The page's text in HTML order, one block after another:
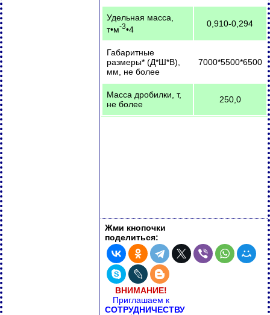
Удельная масса,
т•м-3•4
0,910-0,294
Габаритные
размеры* (Д*Ш*В),
мм, не более
7000*5500*6500
Масса дробилки, т,
не более
250,0
Жми кнопочки
поделиться:
ВНИМАНИЕ!
Приглашаем к
СОТРУДНИЧЕСТВУ